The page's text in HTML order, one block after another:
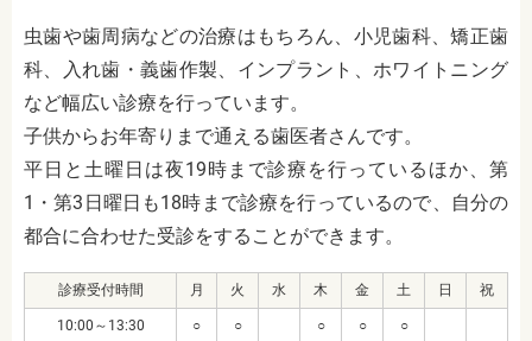
虫歯や歯周病などの治療はもちろん、小児歯科、矯正歯
科、入れ歯・義歯作製、インプラント、ホワイトニング
など幅広い診療を行っています。
子供からお年寄りまで通える歯医者さんです。
平日と土曜日は夜19時まで診療を行っているほか、第
1・第3日曜日も18時まで診療を行っているので、自分の
都合に合わせた受診をすることができます。
診療受付時間 月 火 水 木 金 土 日 祝
10:00～13:30 ○ ○ ○ ○ ○